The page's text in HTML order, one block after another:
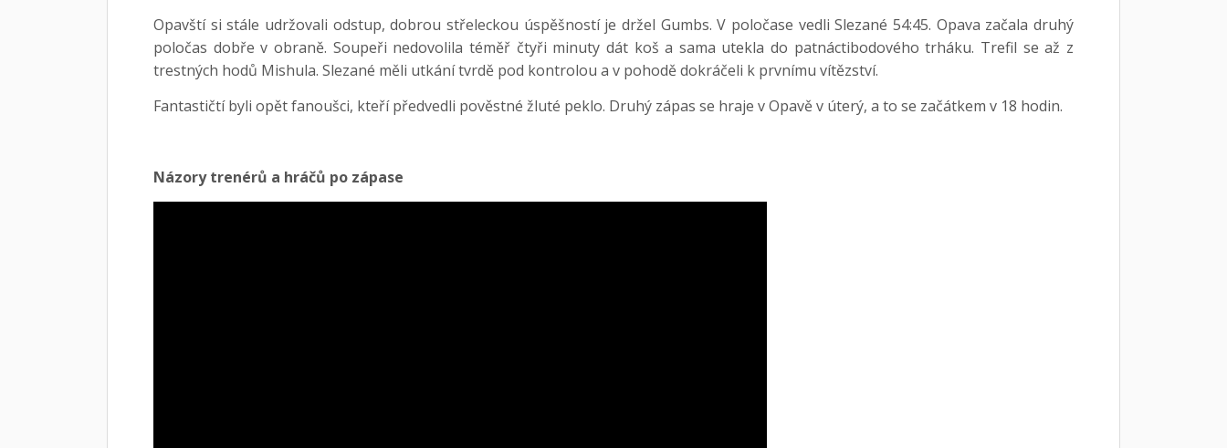
Opavští si stále udržovali odstup, dobrou střeleckou úspěšností je držel Gumbs. V poločase vedli Slezané 54:45. Opava začala druhý
poločas dobře v obraně. Soupeři nedovolila téměř čtyři minuty dát koš a sama utekla do patnáctibodového trháku. Trefil se až z
trestných hodů Mishula. Slezané měli utkání tvrdě pod kontrolou a v pohodě dokráčeli k prvnímu vítězství.
Fantastičtí byli opět fanoušci, kteří předvedli pověstné žluté peklo. Druhý zápas se hraje v Opavě v úterý, a to se začátkem v 18 hodin.
Názory trenérů a hráčů po zápase